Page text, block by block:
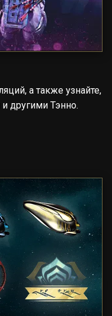
а также узнайте,
и другими Тэнно.